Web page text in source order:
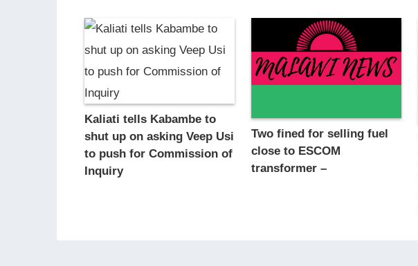
Kaliati tells Kabambe to
shut up on asking Veep Usi
to push for Commission of
Inquiry
Two fined for selling fuel
close to ESCOM
transformer –